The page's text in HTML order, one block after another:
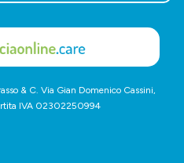
& C. Via Gian Domenico Cassini,
IVA 02302250994